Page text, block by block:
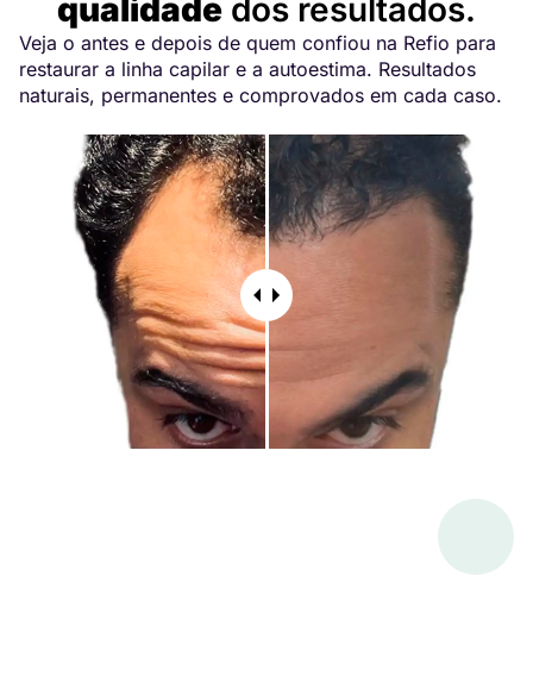
qualidade dos resultados.
Veja o antes e depois de quem confiou na Refio para
restaurar a linha capilar e a autoestima. Resultados
naturais, permanentes e comprovados em cada caso.